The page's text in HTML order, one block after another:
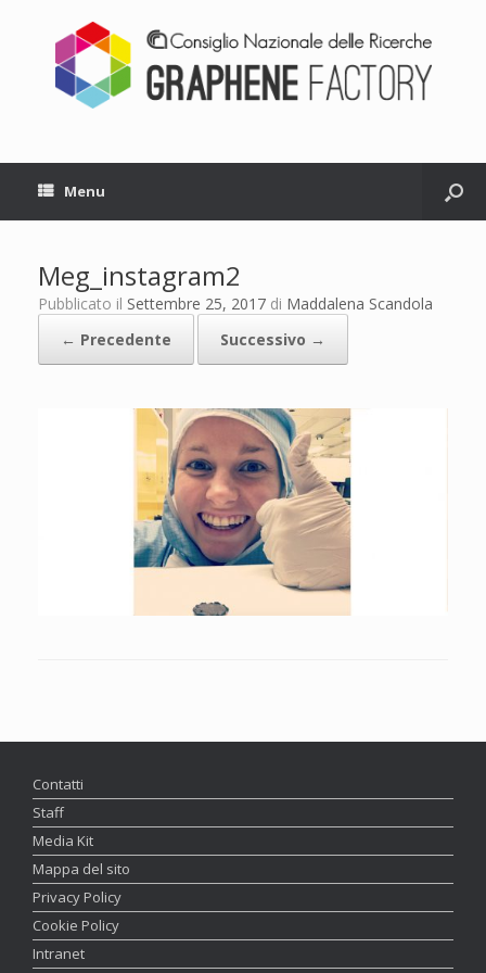
Menu
Meg_instagram2
Pubblicato il Settembre 25, 2017 di Maddalena Scandola
← Precedente
Successivo →
Contatti
Staff
Media Kit
Mappa del sito
Privacy Policy
Cookie Policy
Intranet